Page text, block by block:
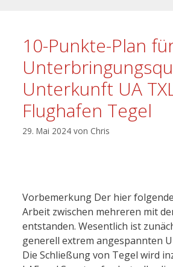
10-Punkte-Plan
Unterkunft UA
Flughafen Tegel
29. Mai 2024 von Chris
Vorbemerkung Der hier
Arbeit zwischen mehreren mit
entstanden. Wesentlich ist
generell extrem angespannten
Die Schließung von Tegel wird